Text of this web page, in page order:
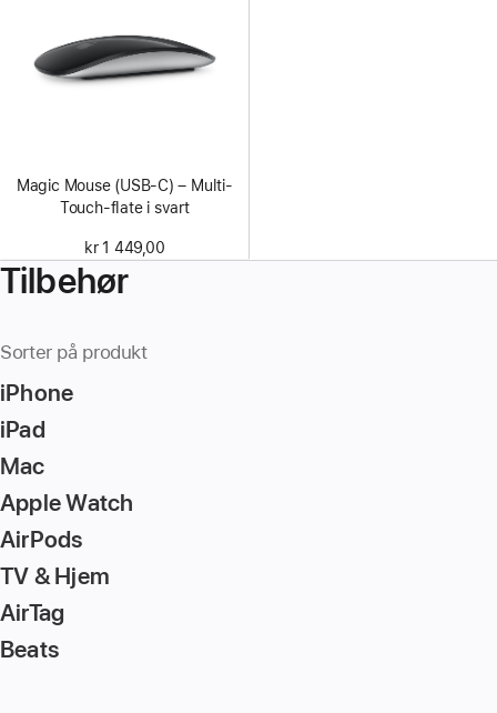
Magic Mouse (USB-C) – Multi-
Touch-flate i svart
kr 1 449,00
Tilbehør
Sorter på produkt
iPhone
iPad
Mac
Apple Watch
AirPods
TV & Hjem
AirTag
Beats